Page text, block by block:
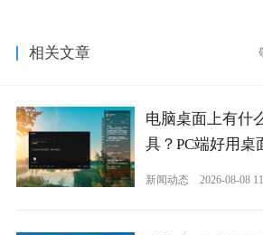
相关文章
电脑桌面上有什
具？PC端好用桌
新闻动态 2026-08-08